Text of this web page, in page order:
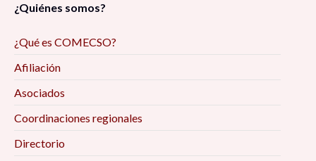
¿Quiénes somos?
¿Qué es COMECSO?
Afiliación
Asociados
Coordinaciones regionales
Directorio